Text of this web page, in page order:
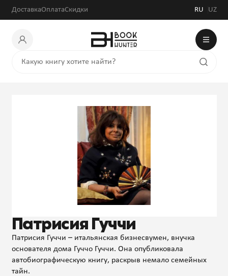
ДоставкаОплатаСкидки RU UZ
Патрисия Гуччи
Патрисия Гуччи – итальянская бизнесвумен, внучка
основателя дома Гуччо Гуччи. Она опубликовала
автобиографическую книгу, раскрыв немало семейных
тайн.